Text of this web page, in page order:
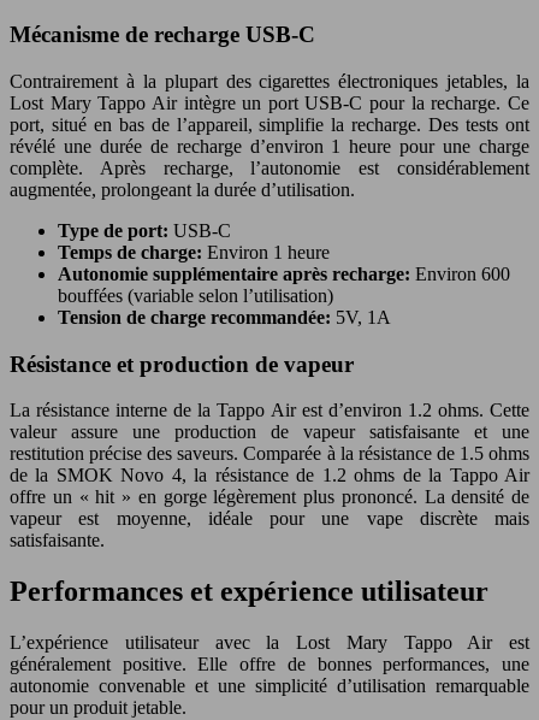
Mécanisme de recharge USB-C
Contrairement à la plupart des cigarettes électroniques jetables, la
Lost Mary Tappo Air intègre un port USB-C pour la recharge. Ce
port, situé en bas de l’appareil, simplifie la recharge. Des tests ont
révélé une durée de recharge d’environ 1 heure pour une charge
complète. Après recharge, l’autonomie est considérablement
augmentée, prolongeant la durée d’utilisation.
Type de port: USB-C
Temps de charge: Environ 1 heure
Autonomie supplémentaire après recharge: Environ 600
bouffées (variable selon l’utilisation)
Tension de charge recommandée: 5V, 1A
Résistance et production de vapeur
La résistance interne de la Tappo Air est d’environ 1.2 ohms. Cette
valeur assure une production de vapeur satisfaisante et une
restitution précise des saveurs. Comparée à la résistance de 1.5 ohms
de la SMOK Novo 4, la résistance de 1.2 ohms de la Tappo Air
offre un « hit » en gorge légèrement plus prononcé. La densité de
vapeur est moyenne, idéale pour une vape discrète mais
satisfaisante.
Performances et expérience utilisateur
L’expérience utilisateur avec la Lost Mary Tappo Air est
généralement positive. Elle offre de bonnes performances, une
autonomie convenable et une simplicité d’utilisation remarquable
pour un produit jetable.